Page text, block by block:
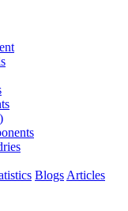
Blogs Articles